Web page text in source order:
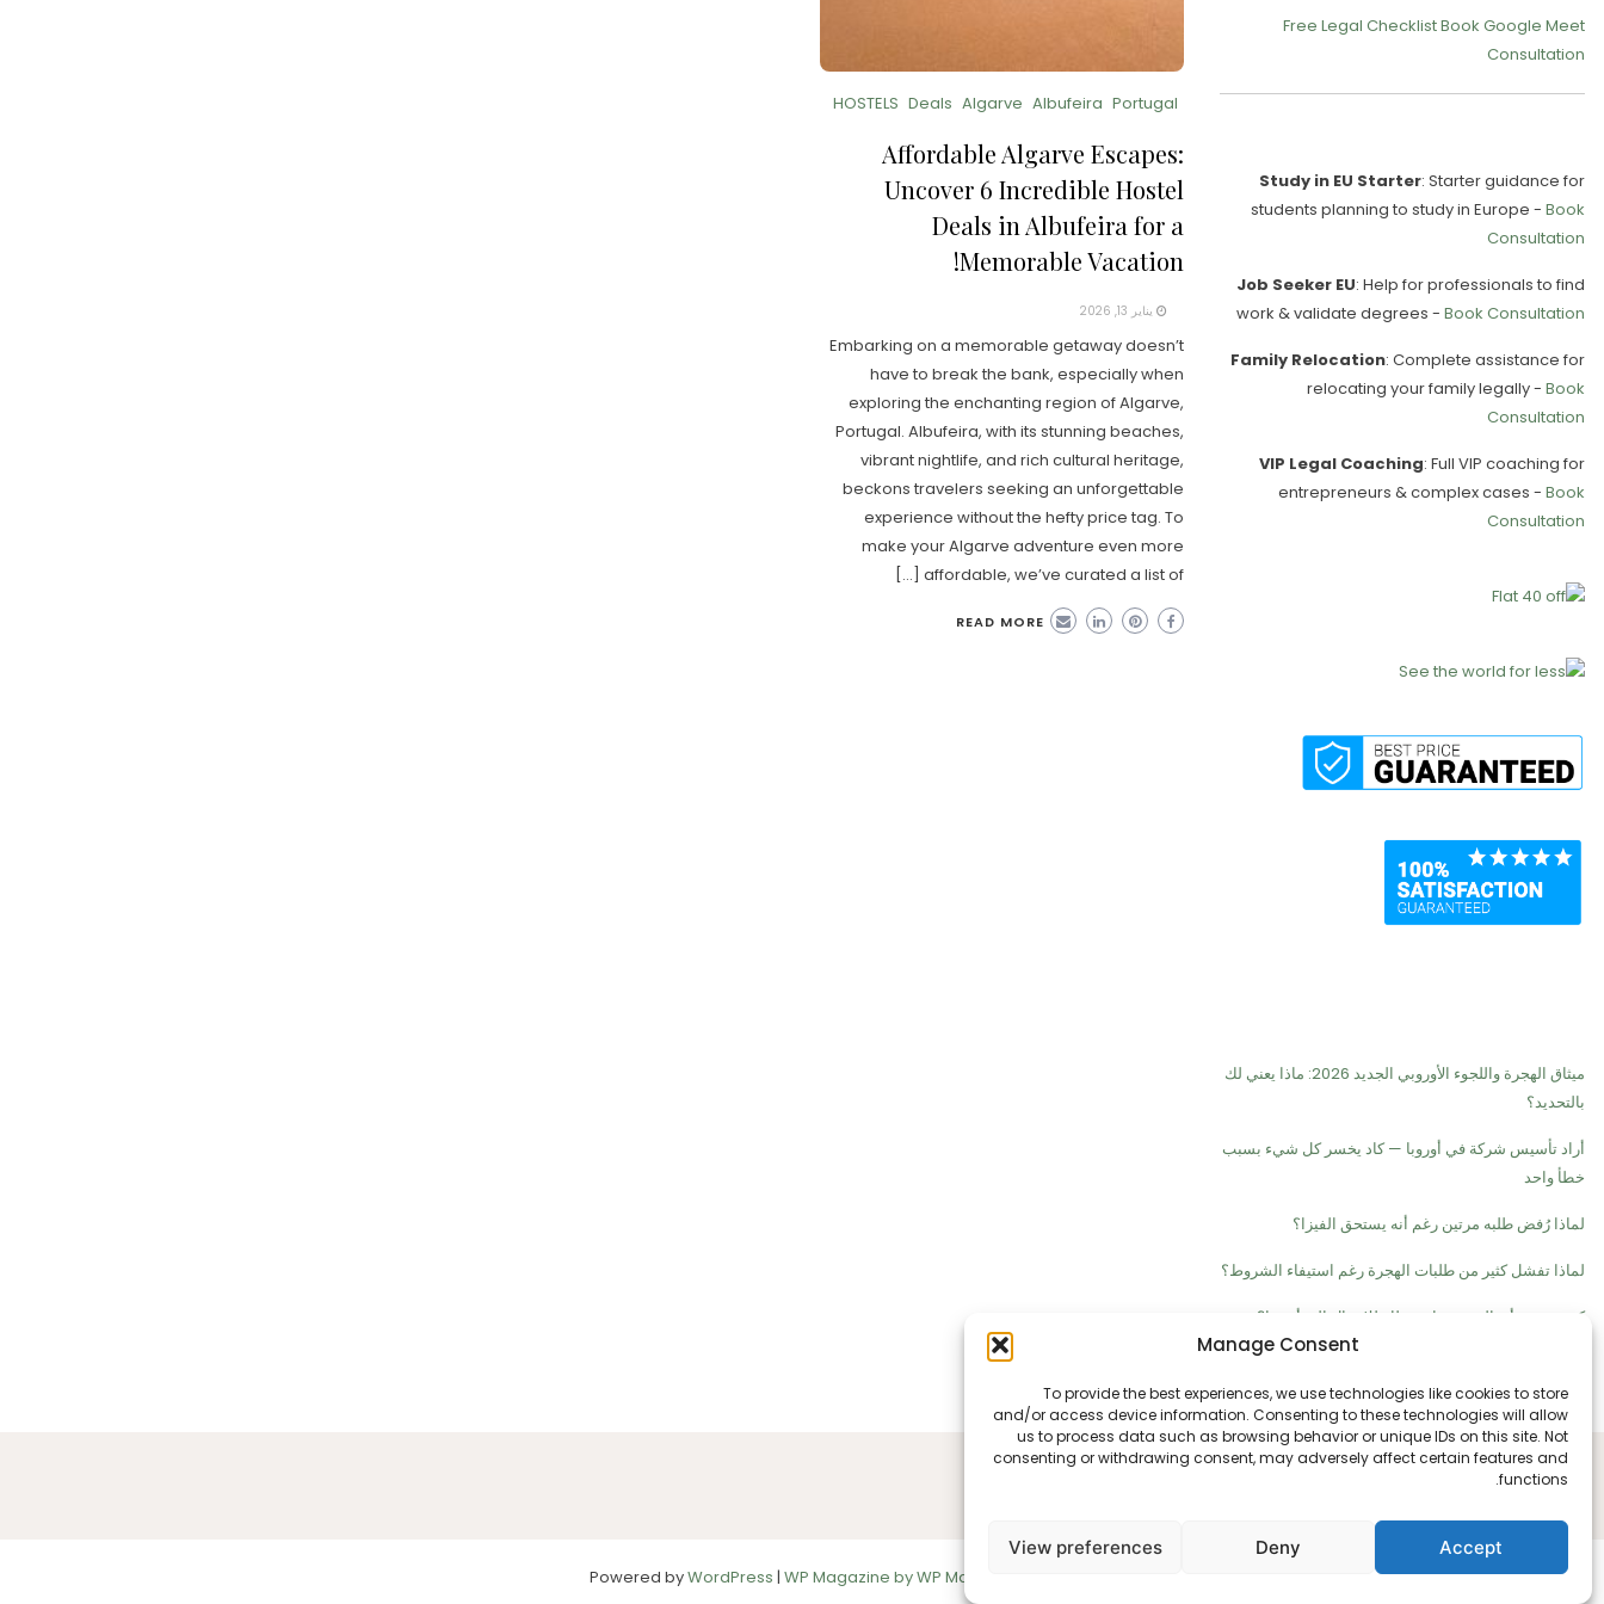
Manage Consent
To provide the best experiences, we use technologies like cookies to store
and/or access device information. Consenting to these technologies will allow
us to process data such as browsing behavior or unique IDs on this site. Not
consenting or withdrawing consent, may adversely affect certain features and
functions.
Accept
Deny
View preferences
Portugal
Albufeira
Algarve
Deals
HOSTELS
Affordable Algarve Escapes:
Uncover 6 Incredible Hostel
Deals in Albufeira for a
Memorable Vacation!
يناير 13, 2026
Embarking on a memorable getaway doesn’t
have to break the bank, especially when
exploring the enchanting region of Algarve,
Portugal. Albufeira, with its stunning beaches,
vibrant nightlife, and rich cultural heritage,
beckons travelers seeking an unforgettable
experience without the hefty price tag. To
make your Algarve adventure even more
affordable, we’ve curated a list of […]
READ MORE
Free Legal ChecklistBook Google Meet
Consultation
Study in EU Starter: Starter guidance for
students planning to study in Europe - Book
Consultation
Job Seeker EU: Help for professionals to find
work & validate degrees - Book Consultation
Family Relocation: Complete assistance for
relocating your family legally - Book
Consultation
VIP Legal Coaching: Full VIP coaching for
entrepreneurs & complex cases - Book
Consultation
ميثاق الهجرة واللجوء الأوروبي الجديد 2026: ماذا يعني لك
بالتحديد؟
أراد تأسيس شركة في أوروبا — كاد يخسر كل شيء بسبب
خطأ واحد
لماذا رُفض طلبه مرتين رغم أنه يستحق الفيزا؟
لماذا تفشل كثير من طلبات الهجرة رغم استيفاء الشروط؟
كيف تعرف أن الوقت مناسب لك للانتقال إلى أوروبا؟
Powered byWordPress | WP Magazine by WP Mag Plus